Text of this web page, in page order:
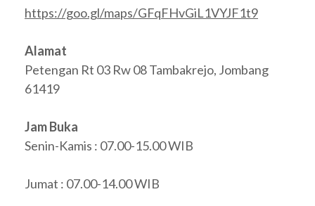
https://goo.gl/maps/GFqFHvGiL1VYJF1t9
Alamat
Petengan Rt 03 Rw 08 Tambakrejo, Jombang
61419
Jam Buka
Senin-Kamis : 07.00-15.00 WIB
Jumat : 07.00-14.00 WIB